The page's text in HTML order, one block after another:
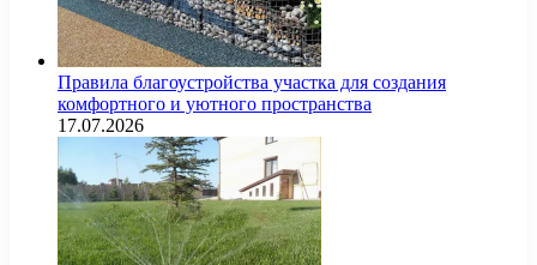
Правила благоустройства участка для создания
комфортного и уютного пространства
17.07.2026